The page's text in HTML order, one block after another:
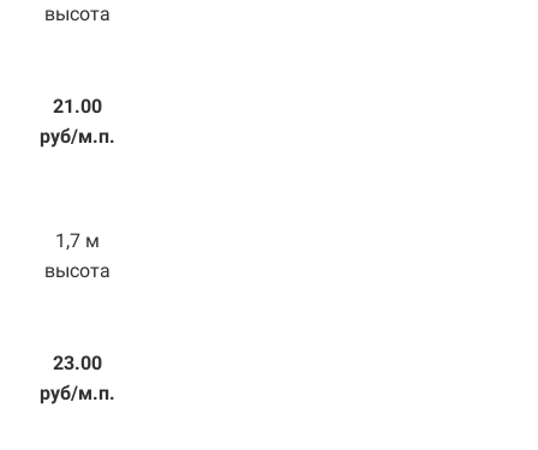
высота
21.00
руб/м.п.
1,7 м
высота
23.00
руб/м.п.